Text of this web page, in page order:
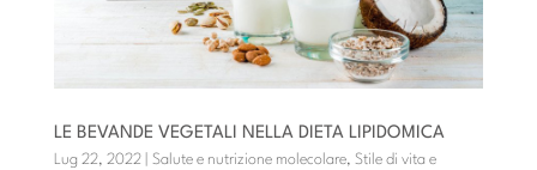
LE BEVANDE VEGETALI NELLA DIETA LIPIDOMICA
Lug 22, 2022| Salute e nutrizione molecolare, Stile di vita e